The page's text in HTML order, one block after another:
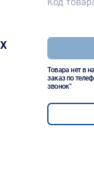
Товара нет в
заказ по
звонок"